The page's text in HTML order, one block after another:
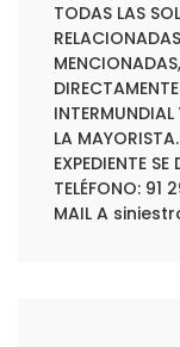
TODAS LAS
LA
EXPEDIENTE
TELÉFONO:
MAIL A